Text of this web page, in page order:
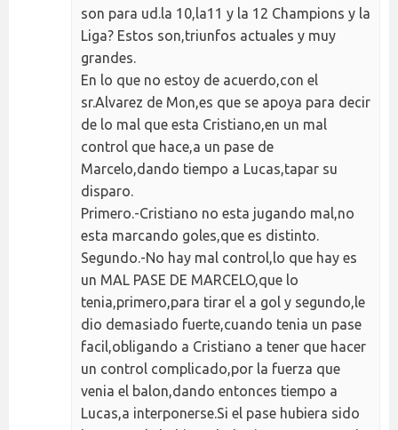
son para ud.la 10,la11 y la 12 Champions y la
Liga? Estos son,triunfos actuales y muy
grandes.
En lo que no estoy de acuerdo,con el
sr.Alvarez de Mon,es que se apoya para decir
de lo mal que esta Cristiano,en un mal
control que hace,a un pase de
Marcelo,dando tiempo a Lucas,tapar su
disparo.
Primero.-Cristiano no esta jugando mal,no
esta marcando goles,que es distinto.
Segundo.-No hay mal control,lo que hay es
un MAL PASE DE MARCELO,que lo
tenia,primero,para tirar el a gol y segundo,le
dio demasiado fuerte,cuando tenia un pase
facil,obligando a Cristiano a tener que hacer
un control complicado,por la fuerza que
venia el balon,dando entonces tiempo a
Lucas,a interponerse.Si el pase hubiera sido